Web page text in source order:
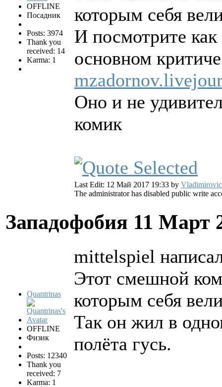
OFFLINE
Посадник
Posts: 3974
Thank you
received: 14
Karma: 1
которым себя
И посмотрите
основном
Оно и не
комик
Last Edit: 12 Май 2017 19:33 by
The administrator has disabled public write
Западофобия 11 Март
Quantrinas
OFFLINE
Физик
Posts: 12340
Thank you
received: 7
Karma: 1
mittelspiel
Этот смешной
которым себя
Так он жил в
полёта гусь.